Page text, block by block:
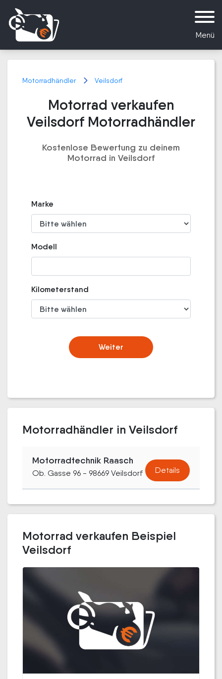
Menü
Motorradhändler Veilsdorf
Motorrad verkaufen
Veilsdorf Motorradhändler
Kostenlose Bewertung zu deinem
Motorrad in Veilsdorf
Marke
Modell
Kilometerstand
Weiter
Motorradhändler in Veilsdorf
Motorradtechnik Raasch
Ob. Gasse 96 - 98669 Veilsdorf Details
Motorrad verkaufen Beispiel
Veilsdorf